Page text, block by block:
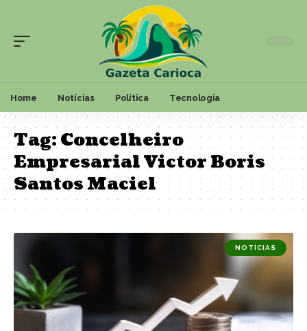
Home Notícias Política Tecnologia
Tag:Concelheiro
Empresarial Victor Boris
Santos Maciel
NOTÍCIAS